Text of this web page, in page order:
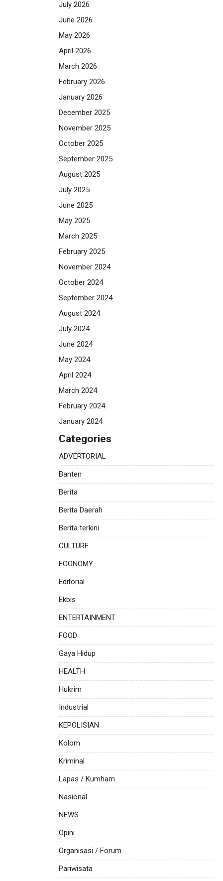
July 2026
June 2026
May 2026
April 2026
March 2026
February 2026
January 2026
December 2025
November 2025
October 2025
September 2025
August 2025
July 2025
June 2025
May 2025
March 2025
February 2025
November 2024
October 2024
September 2024
August 2024
July 2024
June 2024
May 2024
April 2024
March 2024
February 2024
January 2024
Categories
ADVERTORIAL
Banten
Berita
Berita Daerah
Berita terkini
CULTURE
ECONOMY
Editorial
Ekbis
ENTERTAINMENT
FOOD
Gaya Hidup
HEALTH
Hukrim
Industrial
KEPOLISIAN
Kolom
Kriminal
Lapas / Kumham
Nasional
NEWS
Opini
Organisasi / Forum
Pariwisata